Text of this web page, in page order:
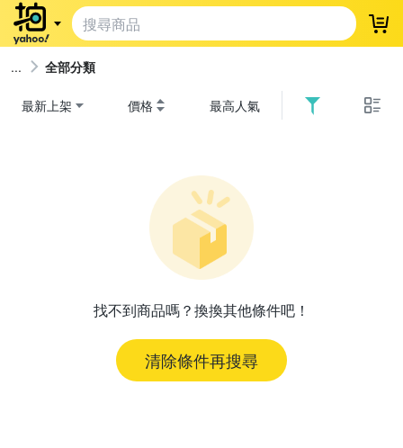
登
全部分類
最新上架 價格 最高人氣
找不到商品嗎？換換其他條件吧！
清除條件再搜尋